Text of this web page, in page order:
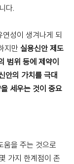
다.
성이 생겨나게 되
지만 실용신안 제도
범위 등에 제약이
안의 가치를 극대
세우는 것이 중요
움을 주는 것으로
가지 한계점이 존